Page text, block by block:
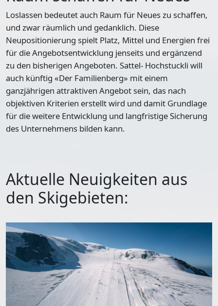
Loslassen bedeutet auch Raum für Neues zu schaffen,
und zwar räumlich und gedanklich. Diese
Neupositionierung spielt Platz, Mittel und Energien frei
für die Angebotsentwicklung jenseits und ergänzend
zu den bisherigen Angeboten. Sattel- Hochstuckli will
auch künftig «Der Familienberg» mit einem
ganzjährigen attraktiven Angebot sein, das nach
objektiven Kriterien erstellt wird und damit Grundlage
für die weitere Entwicklung und langfristige Sicherung
des Unternehmens bilden kann.
Aktuelle Neuigkeiten aus
den Skigebieten: